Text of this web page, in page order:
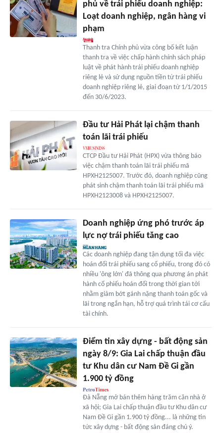
phủ về trái phiếu doanh nghiệp:
Loạt doanh nghiệp, ngân hàng vi
phạm
Thanh tra Chính phủ vừa công bố kết luận
thanh tra về việc chấp hành chính sách pháp
luật về phát hành trái phiếu doanh nghiệp
riêng lẻ và sử dụng nguồn tiền từ trái phiếu
doanh nghiệp riêng lẻ, giai đoạn từ 1/1/2015
đến 30/6/2023.
Đầu tư Hải Phát lại chậm thanh
toán lãi trái phiếu
CTCP Đầu tư Hải Phát (HPX) vừa thông báo
việc chậm thanh toán lãi trái phiếu mã
HPXH2125007. Trước đó, doanh nghiệp cũng
phát sinh chậm thanh toán lãi trái phiếu mã
HPXH2123008 và HPXH2125007.
Doanh nghiệp ứng phó trước áp
lực nợ trái phiếu tăng cao
Các doanh nghiệp đang tận dụng tối đa việc
hoán đổi trái phiếu sang cổ phiếu, trong đó có
nhiều 'ông lớn' đã thông qua phương án phát
hành cổ phiếu hoán đổi trong thời gian tới
nhằm giảm bớt gánh nặng thanh toán gốc và
lãi trong ngắn hạn, hỗ trợ quá trình tái cơ cấu
tài chính.
Điểm tin xây dựng - bất động sản
ngày 8/9: Gia Lai chấp thuận đầu
tư Khu dân cư Nam Đề Gi gần
1.900 tỷ đồng
Đà Nẵng mở bán thêm hàng trăm căn nhà ở
xã hội; Gia Lai chấp thuận đầu tư Khu dân cư
Nam Đề Gi gần 1.900 tỷ đồng... là những tin
tức xây dựng - bất động sản đáng chú ý.